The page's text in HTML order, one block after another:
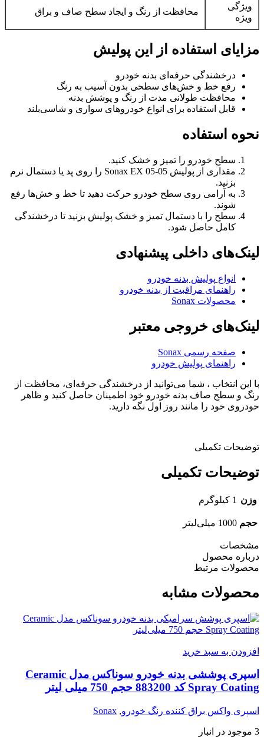
ویژگی
ویژه
محافظت از رنگ و ایجاد سطح صاف و براق
مزایای استفاده از این پولیش
درخشندگی حرفه‌ای بدنه خودرو
رفع خط و خش‌های سطحی بدون آسیب به رنگ
محافظت طولانی مدت از رنگ و پوشش بدنه
قابل استفاده برای انواع خودروهای سواری و شاسی‌بلند
نحوه استفاده
سطح خودرو را تمیز و خشک کنید.
مقداری از پولیش Sonax EX 05-05 را روی پد یا دستمال نرم
بزنید.
به آرامی روی سطح خودرو حرکت دهید تا خط و خش‌ها رفع
شوند.
سطح را با دستمال تمیز و خشک پولیش بزنید تا درخشندگی
کامل حاصل شود.
لینک‌های داخلی پیشنهادی
انواع پولیش بدنه خودرو
راهنمای مراقبت از بدنه خودرو
محصولات Sonax
لینک‌های خروجی معتبر
صفحه رسمی Sonax
راهنمای پولیش خودرو
با این انتخاب ، شما می‌توانید از درخشندگی حرفه‌ای، محافظت از
رنگ و سطح صاف بدنه خودرو خود اطمینان حاصل کنید و ظاهر
خودروی خود را مانند روز اول نگه دارید.
توضیحات تکمیلی
توضیحات تکمیلی
وزن 1 کیلوگرم
حجم 1000 میلی‌لیتر
مشخصات
درباره محصول
محصولات مرتبط
محصولات مشابه
افزودن به سبد خرید
اسپری پوششی بدنه خودرو سوناکس مدل Ceramic
Spray Coating کد 883200 حجم 750 میلی لیتر
اسپری واکس براق کننده رنگ خودرو,
Sonax
3 موجود در انبار